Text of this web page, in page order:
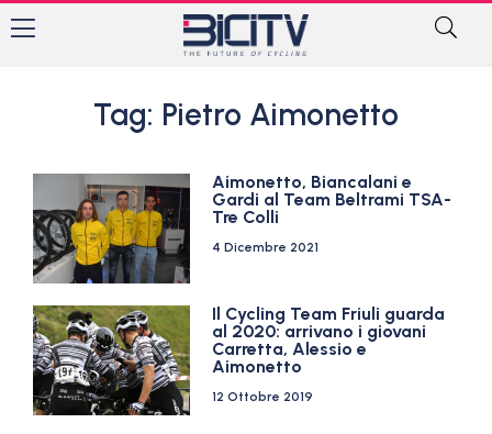
Tag: Pietro Aimonetto
Aimonetto, Biancalani e
Gardi al Team Beltrami TSA-
Tre Colli
4 Dicembre 2021
Il Cycling Team Friuli guarda
al 2020: arrivano i giovani
Carretta, Alessio e
Aimonetto
12 Ottobre 2019